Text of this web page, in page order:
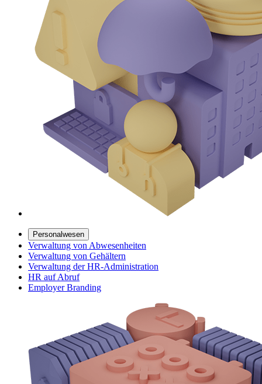
Personalwesen
Verwaltung von Abwesenheiten
Verwaltung von Gehältern
Verwaltung der HR-Administration
HR auf Abruf
Employer Branding